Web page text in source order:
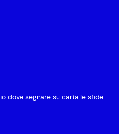
dove segnare su carta le sfide